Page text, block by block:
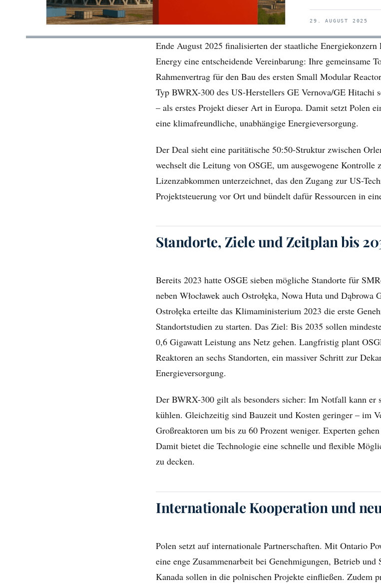
29. AUGUST 2025
Ende August 2025 finalisierten der staatliche
Energy eine entscheidende Vereinbarung: Ihre gemeinsame
Rahmenvertrag für den Bau des ersten Small Modular
Typ BWRX-300 des US-Herstellers GE Vernova/GE Hitachi
– als erstes Projekt dieser Art in Europa. Damit setzt Polen
eine klimafreundliche, unabhängige Energieversorgung.
Der Deal sieht eine paritätische 50:50-Struktur zwischen
wechselt die Leitung von OSGE, um ausgewogene Kontrolle
Lizenzabkommen unterzeichnet, das den Zugang zur US-
Projektsteuerung vor Ort und bündelt dafür Ressourcen in
Standorte, Ziele und Zeitplan bis
Bereits 2023 hatte OSGE sieben mögliche Standorte für
neben Włocławek auch Ostrołęka, Nowa Huta und Dąbrowa
Ostrołęka erteilte das Klimaministerium 2023 die erste
Standortstudien zu starten. Das Ziel: Bis 2035 sollen
0,6 Gigawatt Leistung ans Netz gehen. Langfristig plant
Reaktoren an sechs Standorten, ein massiver Schritt zur
Energieversorgung.
Der BWRX-300 gilt als besonders sicher: Im Notfall kann er
kühlen. Gleichzeitig sind Bauzeit und Kosten geringer – im
Großreaktoren um bis zu 60 Prozent weniger. Experten
Damit bietet die Technologie eine schnelle und flexible
zu decken.
Internationale Kooperation und
Polen setzt auf internationale Partnerschaften. Mit Ontario
eine enge Zusammenarbeit bei Genehmigungen, Betrieb
Kanada sollen in die polnischen Projekte einfließen. Zudem